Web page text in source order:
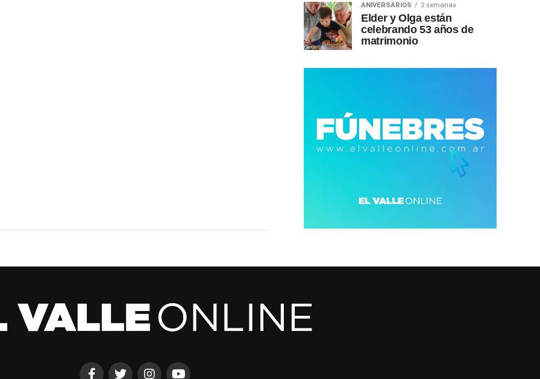
ANIVERSARIOS 2 semanas
Elder y Olga están
celebrando 53 años de
matrimonio